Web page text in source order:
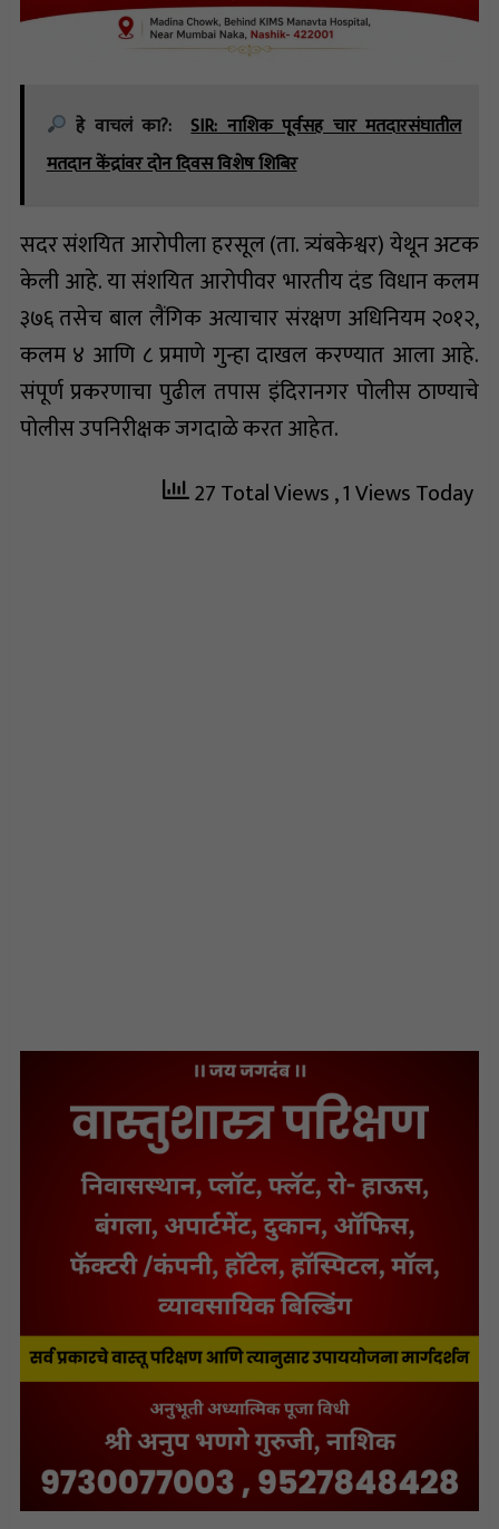
हे वाचलं का?:
SIR: नाशिक पूर्वसह चार मतदारसंघातील
मतदान केंद्रांवर दोन दिवस विशेष शिबिर
सदर संशयित आरोपीला हरसूल (ता. त्र्यंबकेश्वर) येथून अटक
केली आहे. या संशयित आरोपीवर भारतीय दंड विधान कलम
३७६ तसेच बाल लैंगिक अत्याचार संरक्षण अधिनियम २०१२,
कलम ४ आणि ८ प्रमाणे गुन्हा दाखल करण्यात आला आहे.
संपूर्ण प्रकरणाचा पुढील तपास इंदिरानगर पोलीस ठाण्याचे
पोलीस उपनिरीक्षक जगदाळे करत आहेत.
27 Total Views, 1 Views Today